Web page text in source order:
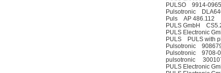
PULSO 9914-
Pulsotronic
Puls AP 486.112
PULS GmbH
PULS Electronic
PULS PULS with
Pulsotronic
Pulsotronic 9708-
pulsotronic
PULS Electronic